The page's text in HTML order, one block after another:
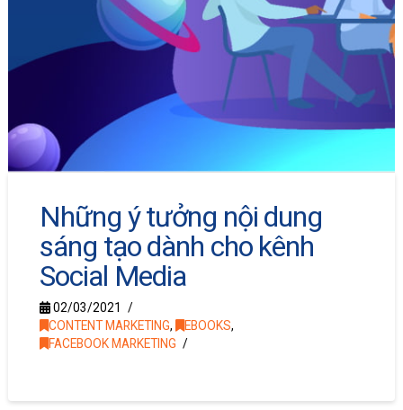
Những ý tưởng nội dung
sáng tạo dành cho kênh
Social Media
02/03/2021
CONTENT MARKETING, EBOOKS,
FACEBOOK MARKETING